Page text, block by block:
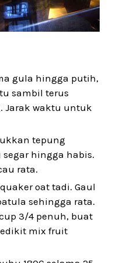
gula hingga putih,
sambil terus
Jarak waktu untuk
tepung
segar hingga habis.
rata.
oat tadi. Gaul
sehingga rata.
3/4 penuh, buat
mix fruit